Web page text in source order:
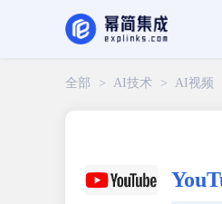
全部 > AI技术 > AI视频